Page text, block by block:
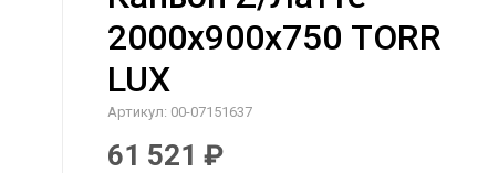
2000х900х750 TORR
LUX
Артикул: 00-07151637
61 521 ₽